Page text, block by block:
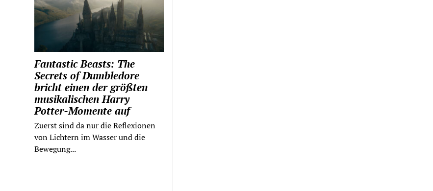
Fantastic Beasts: The
Secrets of Dumbledore
bricht einen der größten
musikalischen Harry
Potter-Momente auf
Zuerst sind da nur die Reflexionen
von Lichtern im Wasser und die
Bewegung...